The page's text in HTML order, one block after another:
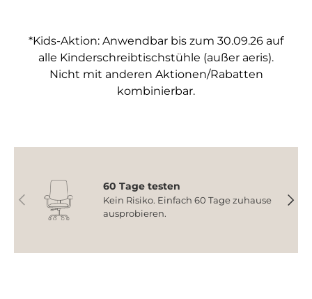
*Kids-Aktion: Anwendbar bis zum 30.09.26 auf
alle Kinderschreibtischstühle (außer aeris).
Nicht mit anderen Aktionen/Rabatten
kombinierbar.
Vorherige
60 Tage testen
Kein Risiko. Einfach 60 Tage zuhause
ausprobieren.